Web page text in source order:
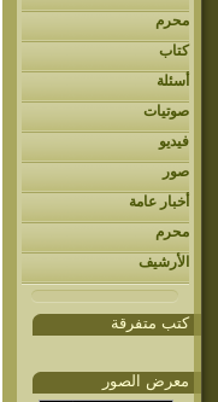
محرم
كتاب
أسئلة
صوتيات
فيديو
صور
أخبار عامة
محرم
الأرشيف
كتب متفرقة
معرض الصور